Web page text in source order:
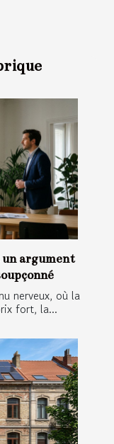
argument
nerveux, où la
fort, la...